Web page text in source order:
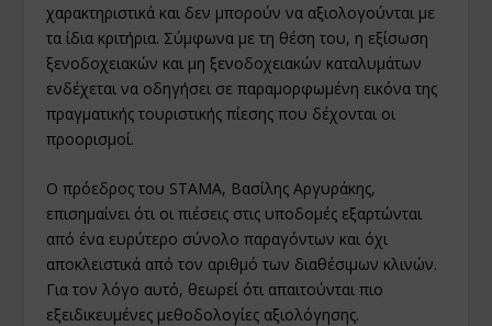
χαρακτηριστικά και δεν μπορούν να αξιολογούνται με
τα ίδια κριτήρια. Σύμφωνα με τη θέση του, η εξίσωση
ξενοδοχειακών και μη ξενοδοχειακών καταλυμάτων
ενδέχεται να οδηγήσει σε παραμορφωμένη εικόνα της
πραγματικής τουριστικής πίεσης που δέχονται οι
προορισμοί.
Ο πρόεδρος του STAMA, Βασίλης Αργυράκης,
επισημαίνει ότι οι πιέσεις στις υποδομές εξαρτώνται
από ένα ευρύτερο σύνολο παραγόντων και όχι
αποκλειστικά από τον αριθμό των διαθέσιμων κλινών.
Για τον λόγο αυτό, θεωρεί ότι απαιτούνται πιο
εξειδικευμένες μεθοδολογίες αξιολόγησης.